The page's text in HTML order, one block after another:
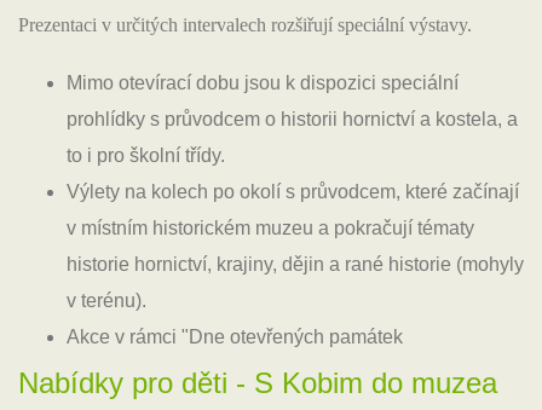
Prezentaci v určitých intervalech rozšiřují speciální výstavy.
Mimo otevírací dobu jsou k dispozici speciální
prohlídky s průvodcem o historii hornictví a kostela, a
to i pro školní třídy.
Výlety na kolech po okolí s průvodcem, které začínají
v místním historickém muzeu a pokračují tématy
historie hornictví, krajiny, dějin a rané historie (mohyly
v terénu).
Akce v rámci "Dne otevřených památek
Nabídky pro děti - S Kobim do muzea